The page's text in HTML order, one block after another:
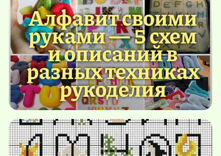
Алфавит своими
руками — 5 схем
и описаний в
разных техниках
рукоделия